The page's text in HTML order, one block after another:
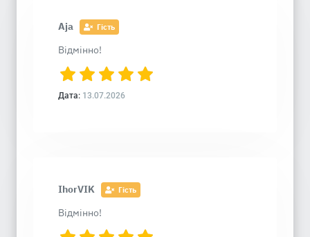
Aja Гість
Відмінно!
Дата: 13.07.2026
IhorVIK Гість
Відмінно!